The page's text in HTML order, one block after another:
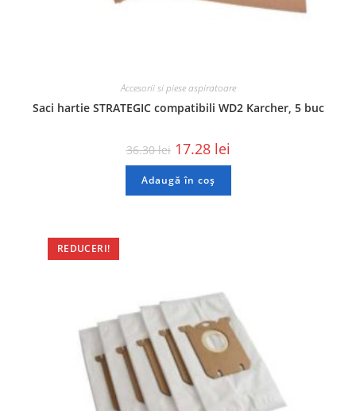
Accesorii si piese aspiratoare
Saci hartie STRATEGIC compatibili WD2 Karcher, 5 buc
36.30lei 17.28 lei
Adaugă în coș
REDUCERI!